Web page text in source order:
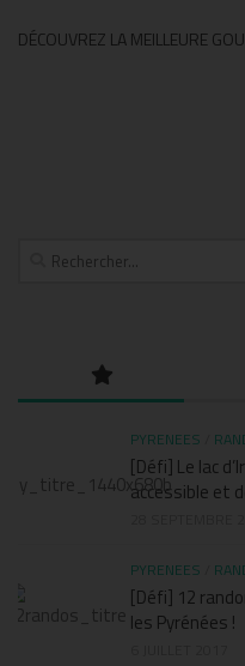
DÉCOUVREZ LA MEILLEURE
Rechercher :
PYRENEES
[Défi] Le lac
accessible et
PYRENEES
[Défi] 12
les Pyrénées !